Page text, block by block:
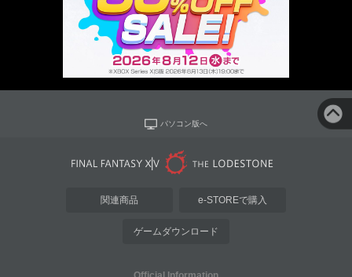
パソコン版へ
関連商品 e-STOREで購入
ゲームダウンロード